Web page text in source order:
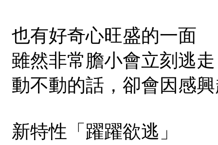
也有好奇心旺盛的一面
雖然非常膽小會立刻逃
動不動的話，卻會因感
新特性「躍躍欲逃」